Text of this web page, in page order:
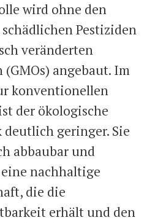
wird ohne den
Pestiziden
veränderten
(GMOs) angebaut. Im
konventionellen
der ökologische
deutlich geringer. Sie
abbaubar und
nachhaltige
die die
erhält und den